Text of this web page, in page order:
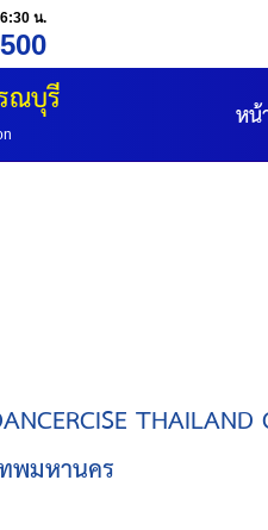
น.
ณบุรี หน้
พมหานคร